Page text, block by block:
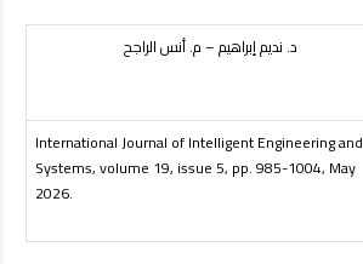
د. نديم إبراهيم – م. أنس الراجح
International Journal of Intelligent Engineering and
Systems, volume 19, issue 5, pp. 985-1004, May
2026.